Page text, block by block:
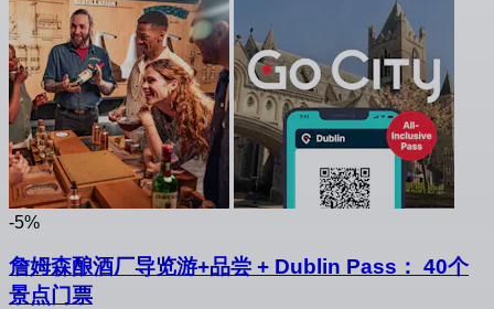
-5%
詹姆森酿酒厂导览游+品尝 + Dublin Pass： 40个
景点门票